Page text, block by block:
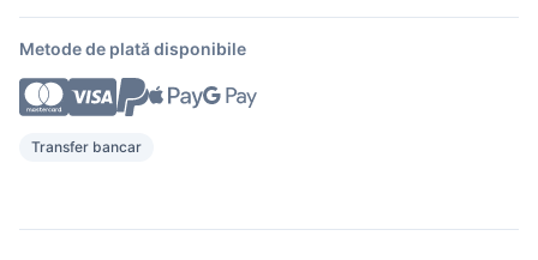
Metode de plată disponibile
Transfer bancar